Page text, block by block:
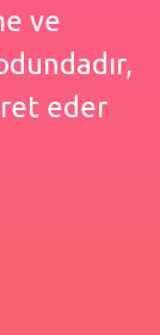
ve
eder